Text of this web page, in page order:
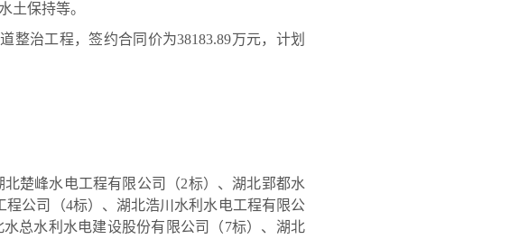
土保持等。
治工程，签约合同价为38183.89万元，计划
楚峰水电工程有限公司（2标）、湖北郢都水
公司（4标）、湖北浩川水利水电工程有限公
总水利水电建设股份有限公司（7标）、湖北